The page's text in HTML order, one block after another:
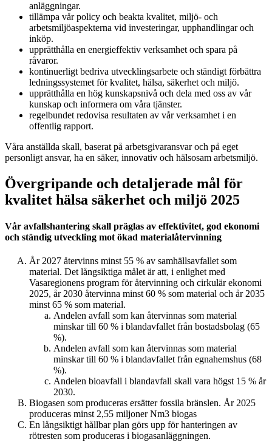
anläggningar.
tillämpa vår policy och beakta kvalitet, miljö- och
arbetsmiljöaspekterna vid investeringar, upphandlingar och
inköp.
upprätthålla en energieffektiv verksamhet och spara på
råvaror.
kontinuerligt bedriva utvecklingsarbete och ständigt förbättra
ledningssystemet för kvalitet, hälsa, säkerhet och miljö.
upprätthålla en hög kunskapsnivå och dela med oss av vår
kunskap och informera om våra tjänster.
regelbundet redovisa resultaten av vår verksamhet i en
offentlig rapport.
Våra anställda skall, baserat på arbetsgivaransvar och på eget
personligt ansvar, ha en säker, innovativ och hälsosam arbetsmiljö.
Övergripande och detaljerade mål för
kvalitet hälsa säkerhet och miljö 2025
Vår avfallshantering skall präglas av effektivitet, god ekonomi
och ständig utveckling mot ökad materialåtervinning
År 2027 återvinns minst 55 % av samhällsavfallet som
material. Det långsiktiga målet är att, i enlighet med
Vasaregionens program för återvinning och cirkulär ekonomi
2025, år 2030 återvinna minst 60 % som material och år 2035
minst 65 % som material.
Andelen avfall som kan återvinnas som material
minskar till 60 % i blandavfallet från bostadsbolag (65
%).
Andelen avfall som kan återvinnas som material
minskar till 60 % i blandavfallet från egnahemshus (68
%).
Andelen bioavfall i blandavfall skall vara högst 15 % år
2030.
Biogasen som produceras ersätter fossila bränslen. År 2025
produceras minst 2,55 miljoner Nm3 biogas
En långsiktigt hållbar plan görs upp för hanteringen av
rötresten som produceras i biogasanläggningen.